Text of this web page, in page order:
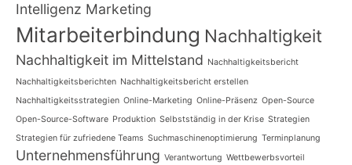
Intelligenz Marketing
Mitarbeiterbindung Nachhaltigkeit
Nachhaltigkeit im Mittelstand Nachhaltigkeitsbericht
Nachhaltigkeitsberichten Nachhaltigkeitsbericht erstellen
Nachhaltigkeitsstrategien Online-Marketing Online-Präsenz Open-Source
Open-Source-Software Produktion Selbstständig in der Krise Strategien
Strategien für zufriedene Teams Suchmaschinenoptimierung Terminplanung
Unternehmensführung Verantwortung Wettbewerbsvorteil